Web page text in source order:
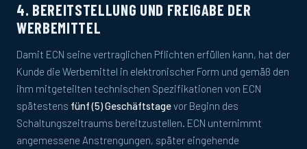
4. BEREITSTELLUNG UND FREIGABE DER
WERBEMITTEL
Damit ECN seine vertraglichen Pflichten erfüllen kann, hat der
Kunde die Werbemittel in elektronischer Form und gemäß den
ihm mitgeteilten technischen Spezifikationen von ECN
spätestens fünf (5) Geschäftstagevor Beginn des
Schaltungszeitraums bereitzustellen. ECN unternimmt
angemessene Anstrengungen, später eingehende